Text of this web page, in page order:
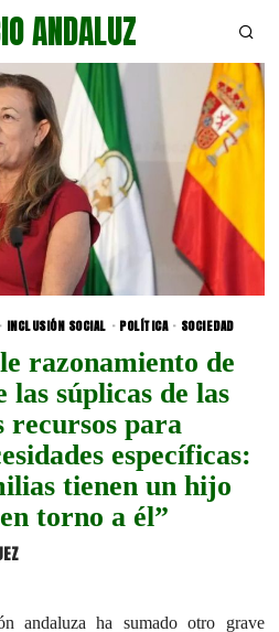
ANDALUZ
· INCLUSIÓN SOCIAL · POLÍTICA · SOCIEDAD
razonamiento de
las súplicas de las
recursos para
específicas:
tienen un hijo
torno a él”
andaluza ha sumado otro grave